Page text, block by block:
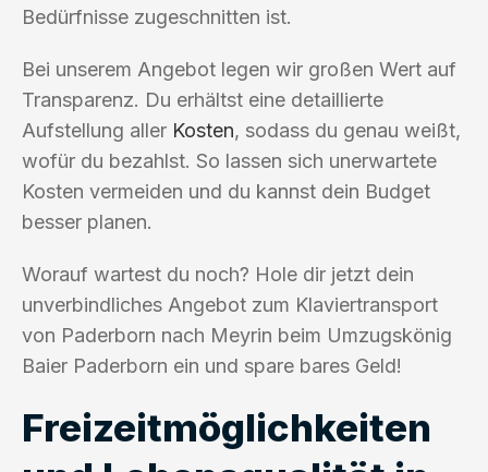
Bedürfnisse zugeschnitten ist.
Bei unserem Angebot legen wir großen Wert auf
Transparenz. Du erhältst eine detaillierte
Aufstellung aller Kosten, sodass du genau weißt,
wofür du bezahlst. So lassen sich unerwartete
Kosten vermeiden und du kannst dein Budget
besser planen.
Worauf wartest du noch? Hole dir jetzt dein
unverbindliches Angebot zum Klaviertransport
von Paderborn nach Meyrin beim Umzugskönig
Baier Paderborn ein und spare bares Geld!
Freizeitmöglichkeiten